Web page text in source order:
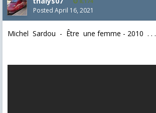
Posted April 16, 2021
Michel Sardou - Être une femme - 2010 . . .